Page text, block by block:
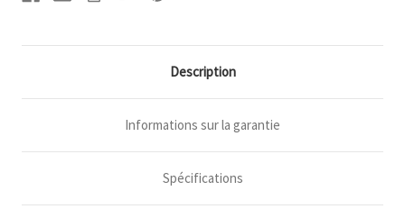
Description
Informations sur la garantie
Spécifications